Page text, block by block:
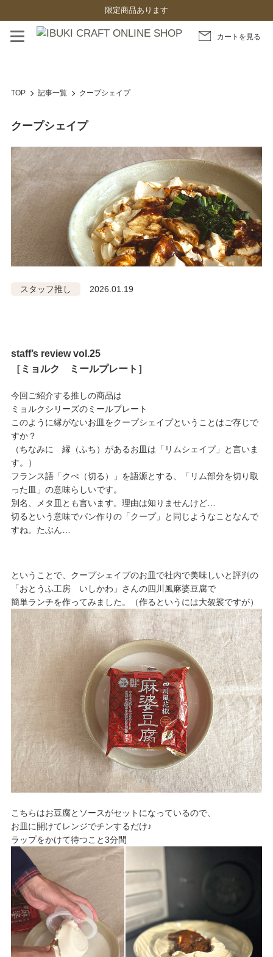
限定商品あります
カートを見る
TOP 記事一覧 クープシェイプ
クープシェイプ
スタッフ推し 2026.01.19
staff’s review vol.25
［ミョルク ミールプレート］
今回ご紹介する推しの商品は
ミョルクシリーズのミールプレート
このように縁がないお皿をクープシェイプということはご存じで
すか？
（ちなみに 縁（ふち）があるお皿は「リムシェイプ」と言いま
す。）
フランス語「クぺ（切る）」を語源とする、
「リム部分を切り取
った皿 」の意味らしいです。
別名、メタ皿とも言います。理由は知りませんけど…
切るという意味でパン作りの「クープ」と同じようなことなんで
すね。たぶん…
ということで、クープシェイプのお皿で社内で美味しいと評判の
「おとうふ工房 いしかわ」さんの四川風麻婆豆腐で
簡単ランチを作ってみました。（作るというには大袈裟ですが）
こちらはお豆腐とソースがセットになっているので、
お皿に開けてレンジでチンするだけ♪
ラップをかけて待つこと3分間